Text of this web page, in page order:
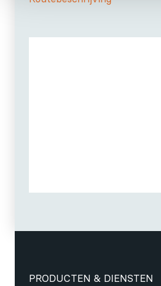
PRODUCTEN & DIENSTEN